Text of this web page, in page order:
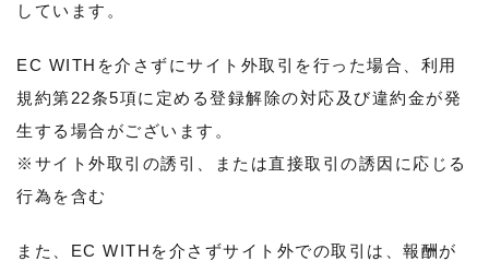
しています。
EC WITHを介さずにサイト外取引を行った場合、利用
規約第22条5項に定める登録解除の対応及び違約金が発
生する場合がございます。
※サイト外取引の誘引、または直接取引の誘因に応じる
行為を含む
また、EC WITHを介さずサイト外での取引は、報酬が